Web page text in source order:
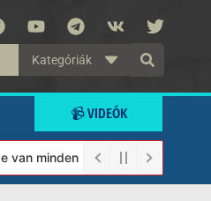
Kategóriák
📹 VIDEÓK
munkánkat segíteni